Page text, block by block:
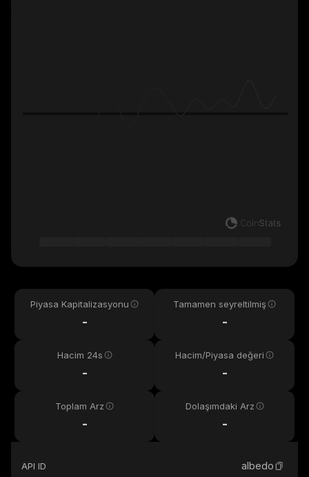
Piyasa Kapitalizasyonu
-
Tamamen seyreltilmiş
-
Hacim 24s
-
Hacim/Piyasa değeri
-
Toplam Arz
-
Dolaşımdaki Arz
-
API ID albedo